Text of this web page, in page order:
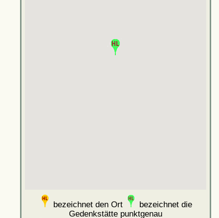
bezeichnet den Ort
bezeichnet die
Gedenkstätte punktgenau